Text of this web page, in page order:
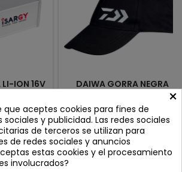
LI-ION 16V
0
de 16V y
de Ion
ideal para
en sus
DAIWA GORRA NEGRA
LOGO BLANCO
Review(s):
TALLA UNICA
Precio
7,50 €
×
que aceptes cookies para fines de
y publicidad. Las redes sociales
de terceros se utilizan para
de redes sociales y anuncios
estas cookies y el procesamiento
involucrados?